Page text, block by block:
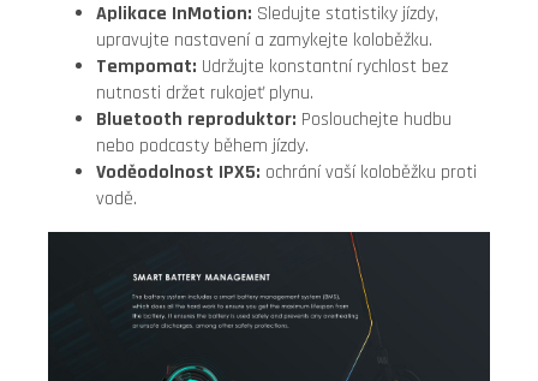
Aplikace InMotion: Sledujte statistiky jízdy,
upravujte nastavení a zamykejte koloběžku.
Tempomat: Udržujte konstantní rychlost bez
nutnosti držet rukojeť plynu.
Bluetooth reproduktor: Poslouchejte hudbu
nebo podcasty během jízdy.
Voděodolnost IPX5: ochrání vaší koloběžku proti
vodě.